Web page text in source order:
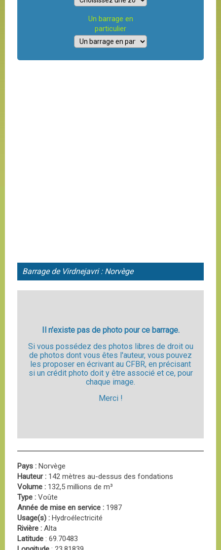
Un barrage en
particulier
Barrage de Virdnejavri : Norvège
Il n'existe pas de photo pour ce barrage.
Si vous possédez des photos libres de droit ou
de photos dont vous êtes l'auteur, vous pouvez
les proposer en écrivant au CFBR, en précisant
si un crédit photo doit y être associé et ce, pour
chaque image.
Merci !
Pays : Norvège
Hauteur : 142 mètres au-dessus des fondations
Volume : 132,5 millions de m³
Type : Voûte
Année de mise en service : 1987
Usage(s) : Hydroélectricité
Rivière : Alta
Latitude : 69.70483